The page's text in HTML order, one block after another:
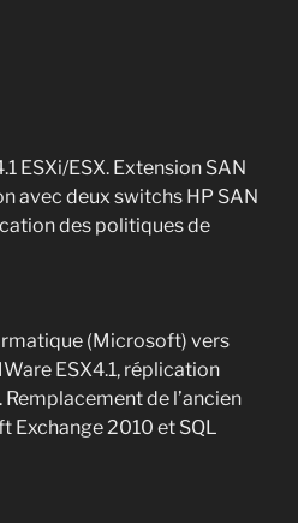
ESXi/ESX. Extension SAN
avec deux switchs HP SAN
des politiques de
(Microsoft) vers
ESX4.1, réplication
de l’ancien
Exchange 2010 et SQL